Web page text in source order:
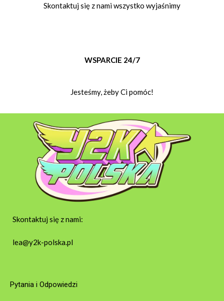
Skontaktuj się z nami wszystko wyjaśnimy
WSPARCIE 24/7
Jesteśmy, żeby Ci pomóc!
Skontaktuj się z nami:
lea@y2k-polska.pl
Pytania i Odpowiedzi